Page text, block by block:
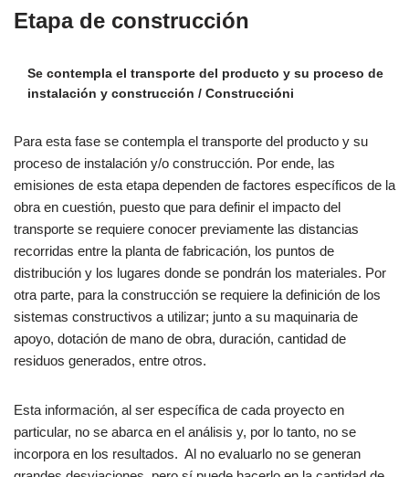
Etapa de construcción
Se contempla el transporte del producto y su proceso de
instalación y construcción / Construccióni
Para esta fase se contempla el transporte del producto y su
proceso de instalación y/o construcción. Por ende, las
emisiones de esta etapa dependen de factores específicos de la
obra en cuestión, puesto que para definir el impacto del
transporte se requiere conocer previamente las distancias
recorridas entre la planta de fabricación, los puntos de
distribución y los lugares donde se pondrán los materiales. Por
otra parte, para la construcción se requiere la definición de los
sistemas constructivos a utilizar; junto a su maquinaria de
apoyo, dotación de mano de obra, duración, cantidad de
residuos generados, entre otros.
Esta información, al ser específica de cada proyecto en
particular, no se abarca en el análisis y, por lo tanto, no se
incorpora en los resultados. Al no evaluarlo no se generan